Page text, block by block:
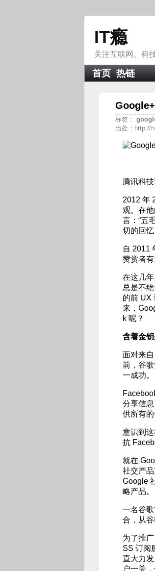
IT瘾
关注互联网、科
首页 热链
标签：
出处：http://
腾讯科
2012 年
观。在
言：“五
切的回忆
自 2011
赞赏者
在这几
总是不
的前 UX
来，
k 呢？
含着金
面对来
前，谷
一成功。
分享信
供所有
意识到
抗
就在
社交产
Google
略产品。
一名谷
合，从
为了推
SS 订阅
直大力
户一关